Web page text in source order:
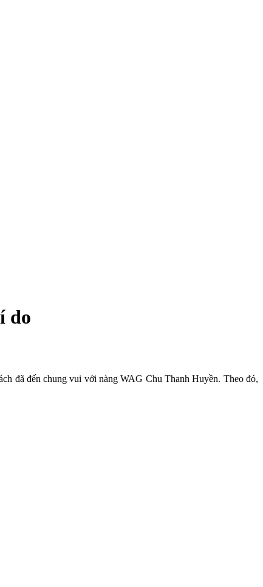
do
đã đến chung vui với nàng WAG Chu Thanh Huyền. Theo đó,